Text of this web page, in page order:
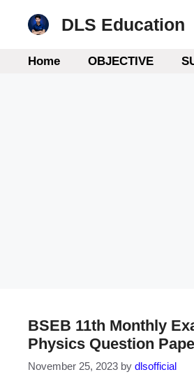
DLS Education
Home OBJECTIVE
BSEB 11th Monthly
Physics Question
November 25, 2023 by dlsofficial